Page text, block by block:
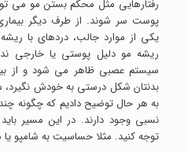
رفتارهایی مثل محکم بستن مو می
پوست سر شوند. از طرف دیگر
یکی از موارد جالب، دردهای با
ریشه مو دلیل پوستی یا خارجی
سیستم عصبی ظاهر می شود و از
بدنتان شکل درستی به خودش نگیرد،
به هر حال توضیح دادیم که چگونه
نسبی وجود دارند. در این مسیر
توجه کنید. مثلا حساسیت به شامپو